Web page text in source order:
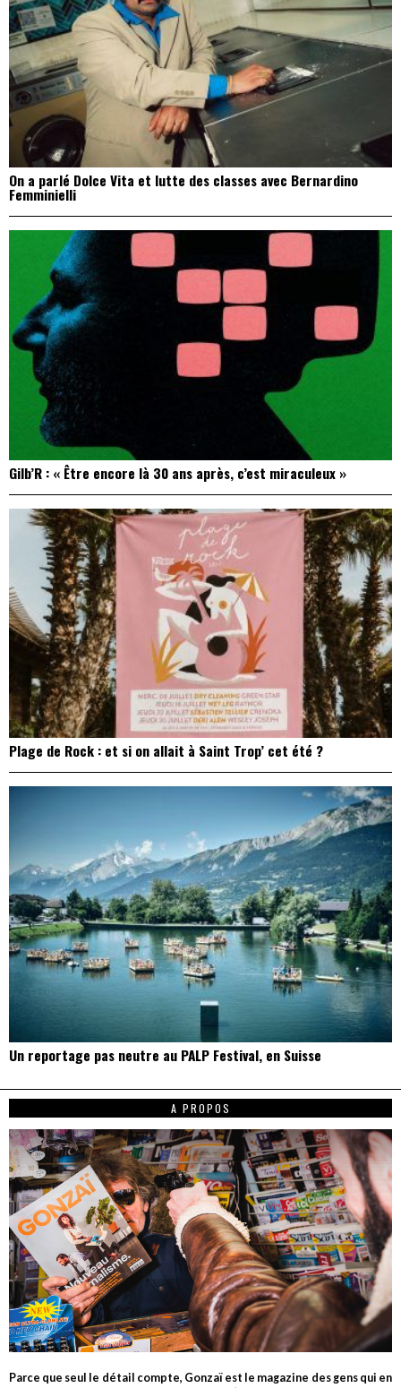
On a parlé Dolce Vita et lutte des classes avec Bernardino
Femminielli
Gilb’R : « Être encore là 30 ans après, c’est miraculeux »
Plage de Rock : et si on allait à Saint Trop’ cet été ?
Un reportage pas neutre au PALP Festival, en Suisse
A PROPOS
Parce que seul le détail compte, Gonzaï est le magazine des gens qui en